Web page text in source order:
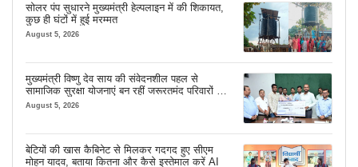
सोलर पंप सुधारने मुख्यमंत्री हेल्पलाइन में की शिकायत,
कुछ ही घंटों में हुई मरम्मत
August 5, 2026
मुख्यमंत्री विष्णु देव साय की संवेदनशील पहल से
सामाजिक सुरक्षा योजनाएं बन रहीं जरूरतमंद परिवारों का
मजबूत सहारा
August 5, 2026
बेटियों की खास कैबिनेट से मिलकर गदगद हुए सीएम
मोहन यादव, बताया कितना और कैसे इस्तेमाल करें AI